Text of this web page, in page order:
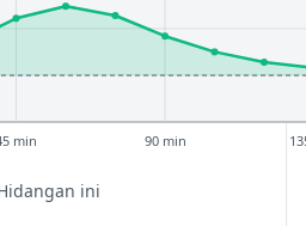
min 90 min
ini